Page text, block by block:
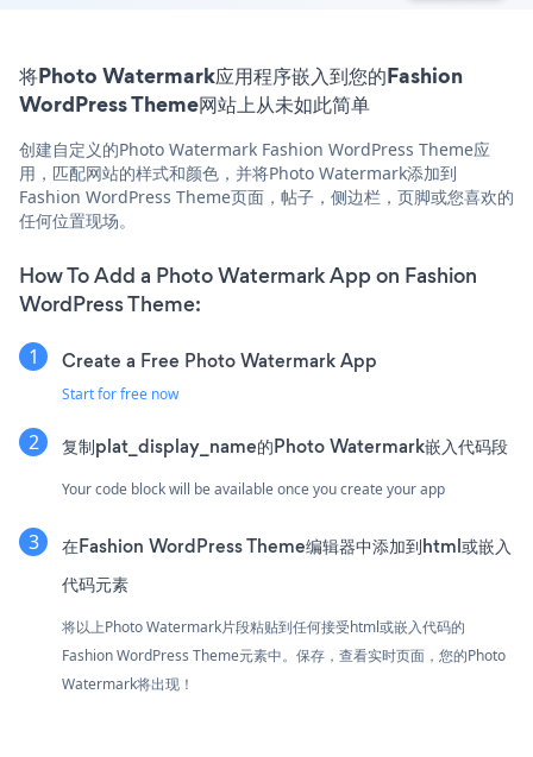
将Photo Watermark应用程序嵌入到您的Fashion
WordPress Theme网站上从未如此简单
创建自定义的Photo Watermark Fashion WordPress Theme应
用，匹配网站的样式和颜色，并将Photo Watermark添加到
Fashion WordPress Theme页面，帖子，侧边栏，页脚或您喜欢的
任何位置现场。
How To Add a Photo Watermark App on Fashion
WordPress Theme:
Create a Free Photo Watermark App
Start for free now
复制plat_display_name的Photo Watermark嵌入代码段
Your code block will be available once you create your app
在Fashion WordPress Theme编辑器中添加到html或嵌入
代码元素
将以上Photo Watermark片段粘贴到任何接受html或嵌入代码的
Fashion WordPress Theme元素中。保存，查看实时页面，您的Photo
Watermark将出现！